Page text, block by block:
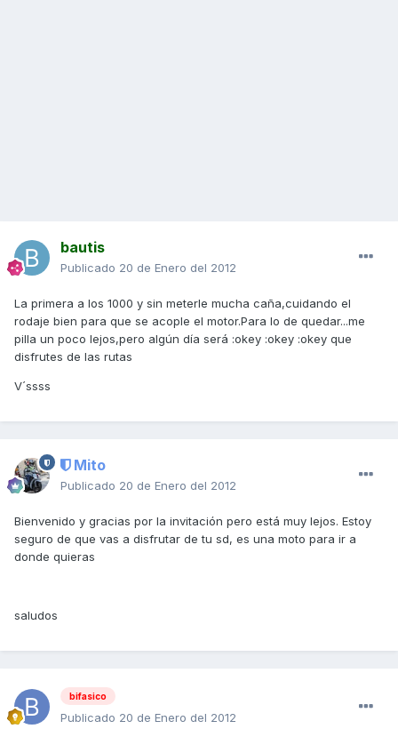
bautis
Publicado 20 de Enero del 2012
La primera a los 1000 y sin meterle mucha caña,cuidando el
rodaje bien para que se acople el motor.Para lo de quedar...me
pilla un poco lejos,pero algún día será :okey :okey :okey que
disfrutes de las rutas
V´ssss
Mito
Publicado 20 de Enero del 2012
Bienvenido y gracias por la invitación pero está muy lejos. Estoy
seguro de que vas a disfrutar de tu sd, es una moto para ir a
donde quieras
saludos
bifasico
Publicado 20 de Enero del 2012